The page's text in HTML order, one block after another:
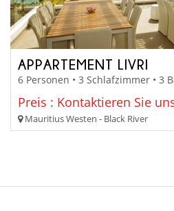
APPARTEMENT LIVRI
6 Personen • 3 Schlafzimmer • 3
Preis : Kontaktieren Sie
Mauritius Westen - Black River